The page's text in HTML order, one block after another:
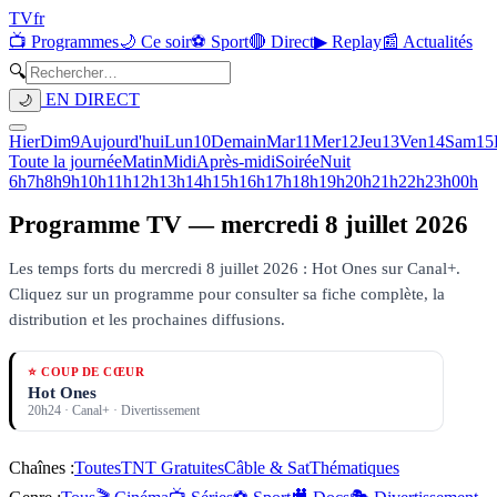
TVfr
📺 Programmes🌙 Ce soir⚽ Sport🔴 Direct▶ Replay📰 Actualités
🔍
🌙 EN DIRECT
HierDim9Aujourd'huiLun10DemainMar11Mer12Jeu13Ven14Sam15
Toute la journéeMatinMidiAprès-midiSoiréeNuit
6h7h8h9h10h11h12h13h14h15h16h17h18h19h20h21h22h23h00h
Programme TV —mercredi 8 juillet 2026
Les temps forts du mercredi 8 juillet 2026 : Hot Ones sur Canal+.
Cliquez sur un programme pour consulter sa fiche complète, la
distribution et les prochaines diffusions.
⭐ COUP DE CŒUR
Hot Ones
20h24 · Canal+ · Divertissement
Chaînes :ToutesTNT GratuitesCâble & SatThématiques